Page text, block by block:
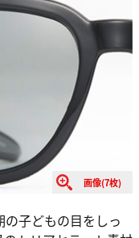
画像(7枚)
子どもの目をしっ